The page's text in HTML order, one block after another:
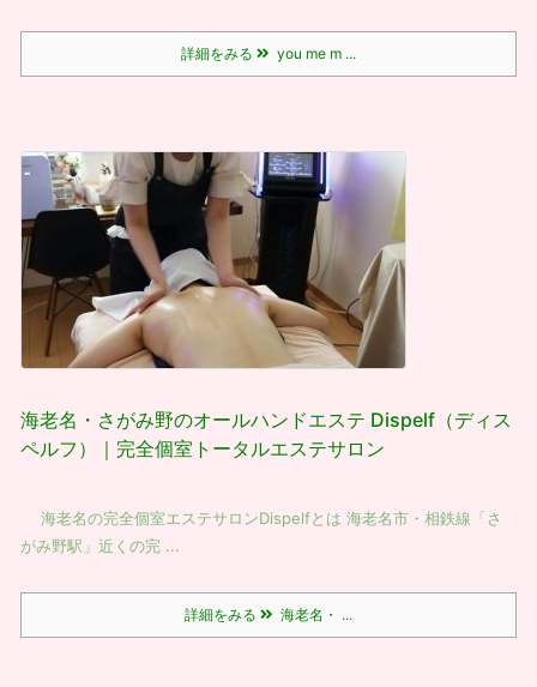
詳細をみる you me m ...
海老名・さがみ野のオールハンドエステ Dispelf（ディス
ペルフ）｜完全個室トータルエステサロン
海老名の完全個室エステサロンDispelfとは 海老名市・相鉄線「さ
がみ野駅」近くの完 ...
詳細をみる 海老名・ ...